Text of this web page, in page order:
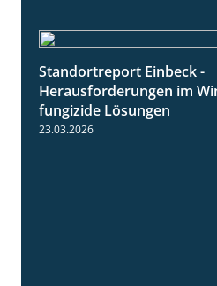
Standortreport Einbeck -
Herausforderungen im
fungizide Lösungen
23.03.2026